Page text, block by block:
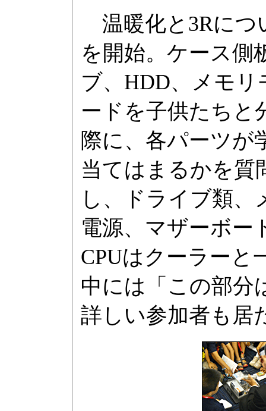
温暖化と3Rにつ
を開始。ケース側
ブ、HDD、メモ
ードを子供たちと
際に、各パーツが
当てはまるかを質
し、ドライブ類、
電源、マザーボー
CPUはクーラーと
中には「この部分
詳しい参加者も居